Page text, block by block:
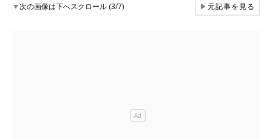
▼次の画像は下へスクロール (3/7) ▶元記事を見る